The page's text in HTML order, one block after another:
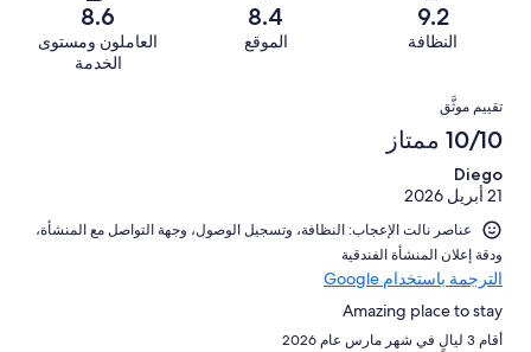
تقييمات
النزلاء
من
تقييمات
من
أصل
677
من
تقييمات
النزلاء
9.2
النظافة
8.4
الموقع
8.6
العاملون ومستوى
الخدمة
التقييمات
تقييم موثَّق
10/10 ممتاز
Diego
21 أبريل 2026
عناصر نالت الإعجاب: ⁦النظافة⁩، و⁦تسجيل الوصول⁩، و⁦جهة التواصل مع المنشأة⁩،
و⁦دقة إعلان المنشأة الفندقية⁩
الترجمة باستخدام Google
Amazing place to stay
أقام 3 ليالٍ في شهر مارس عام 2026